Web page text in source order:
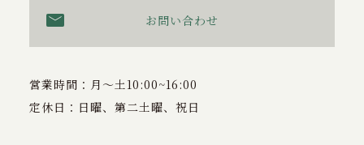
お問い合わせ
営業時間：月〜土10:00~16:00
定休日：日曜、第二土曜、祝日